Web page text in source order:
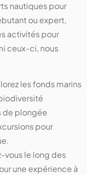
nautiques pour
ou expert,
activités pour
ceux-ci, nous
les fonds marins
de plongée
pour
vous le long des
une expérience à